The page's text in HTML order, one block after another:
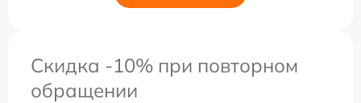
Скидка -10% при повторном
обращении